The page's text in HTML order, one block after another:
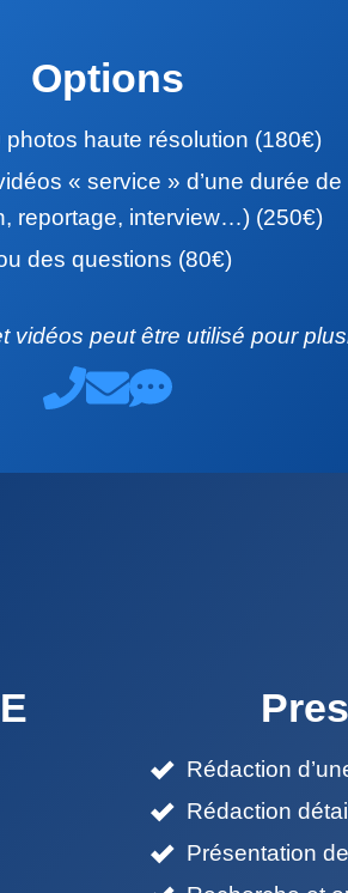
Options
haute résolution (180€)
« service » d’une durée de
reportage, interview…) (250€)
des questions (80€)
vidéos peut être utilisé pour
Rédaction
Rédaction
Présentation